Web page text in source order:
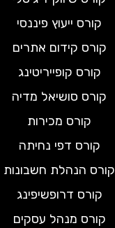
קורס ייעוץ פיננסי
קורס קידום אתרים
קורס קופייריטינג
קורס סושיאל מדיה
קורס מכירות
קורס דפי נחיתה
קורס הנהלת חשבונות
קורס דרופשיפינג
קורס מנהל עסקים